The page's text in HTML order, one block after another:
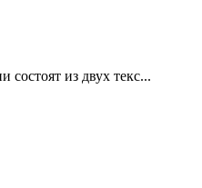
состоят из двух текс...